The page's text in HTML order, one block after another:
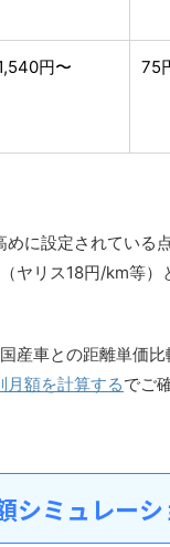
円〜 75
めに設定されてい
ヤリス18円/km等
産車との距離単価比
月額を計算するでご
シミュレー